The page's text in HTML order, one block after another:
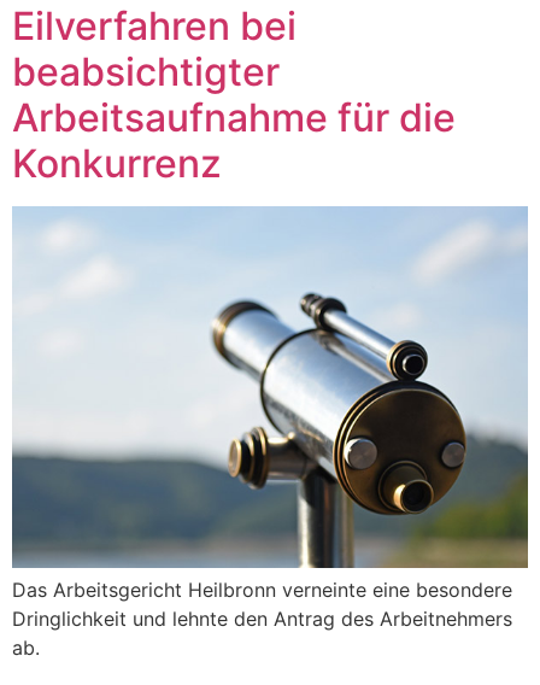
Eilverfahren bei
beabsichtigter
Arbeitsaufnahme für die
Konkurrenz
Das Arbeitsgericht Heilbronn verneinte eine besondere
Dringlichkeit und lehnte den Antrag des Arbeitnehmers
ab.